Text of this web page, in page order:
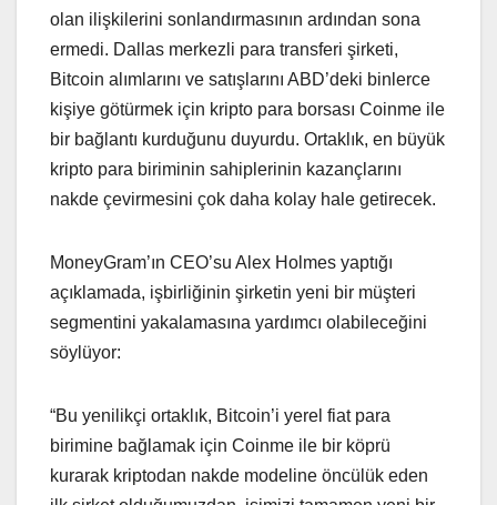
olan ilişkilerini sonlandırmasının ardından sona
ermedi. Dallas merkezli para transferi şirketi,
Bitcoin alımlarını ve satışlarını ABD’deki binlerce
kişiye götürmek için kripto para borsası Coinme ile
bir bağlantı kurduğunu duyurdu. Ortaklık, en büyük
kripto para biriminin sahiplerinin kazançlarını
nakde çevirmesini çok daha kolay hale getirecek.
MoneyGram’ın CEO’su Alex Holmes yaptığı
açıklamada, işbirliğinin şirketin yeni bir müşteri
segmentini yakalamasına yardımcı olabileceğini
söylüyor:
“Bu yenilikçi ortaklık, Bitcoin’i yerel fiat para
birimine bağlamak için Coinme ile bir köprü
kurarak kriptodan nakde modeline öncülük eden